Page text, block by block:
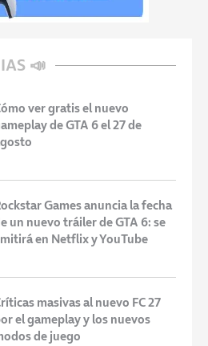
📣
ver gratis el nuevo
de GTA 6 el 27 de
Games anuncia la fecha
un nuevo tráiler de GTA 6: se
en Netflix y YouTube
masivas al nuevo FC 27
el gameplay y los nuevos
de juego